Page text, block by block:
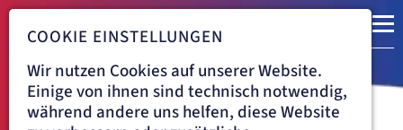
COOKIE EINSTELLUNGEN
Wir nutzen Cookies auf unserer Website.
Einige von ihnen sind technisch notwendig,
während andere uns helfen, diese Website